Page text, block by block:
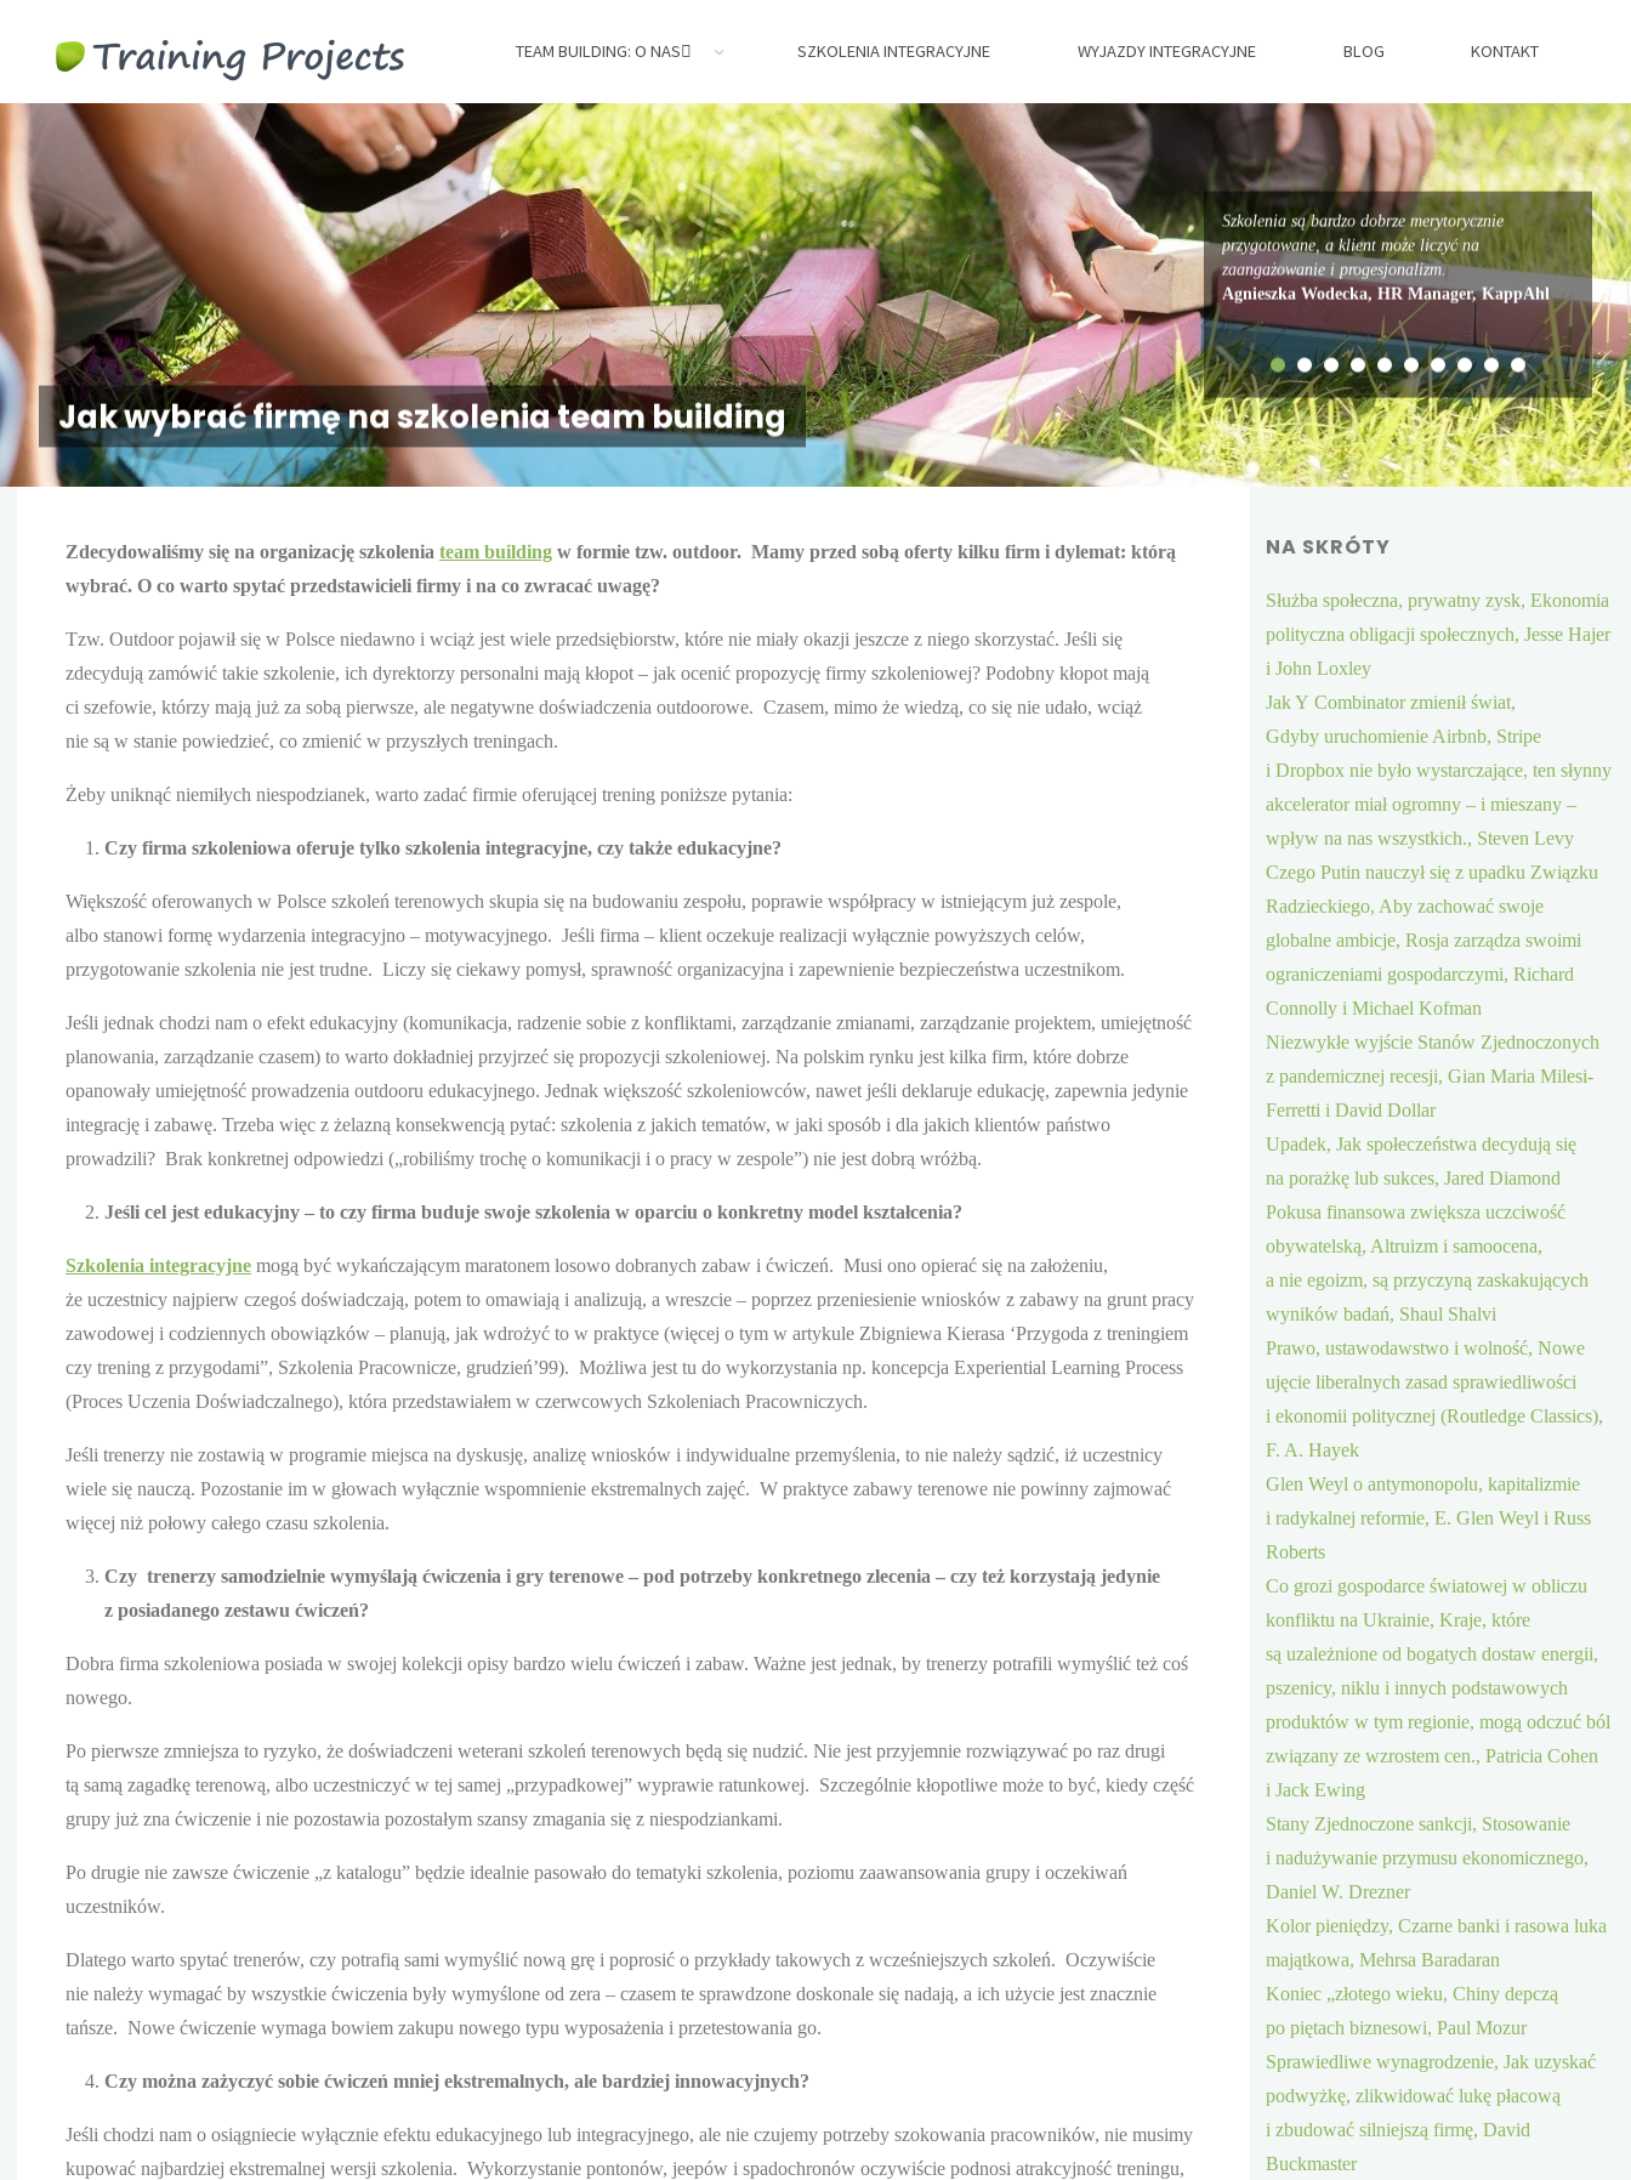
integracyjne,
team
building
TEAM BUILDING: O NAS SZKOLENIA INTEGRACYJNE WYJAZDY INTEGRACYJNE BLOG KONTAKT
Jak wybrać firmę na szkolenia team building
Szkolenia są bardzo dobrze merytorycznie
przygotowane, a klient może liczyć na
zaangażowanie i progesjonalizm.
Agnieszka Wodecka, HR Manager, KappAhl
Zdecydowaliśmy się na organizację szkolenia team building w formie tzw. outdoor. Mamy przed sobą oferty kilku firm i dylemat: którą
wybrać. O co warto spytać przedstawicieli firmy i na co zwracać uwagę?
Tzw. Outdoor pojawił się w Polsce niedawno i wciąż jest wiele przedsiębiorstw, które nie miały okazji jeszcze z niego skorzystać. Jeśli się
zdecydują zamówić takie szkolenie, ich dyrektorzy personalni mają kłopot – jak ocenić propozycję firmy szkoleniowej? Podobny kłopot mają
ci szefowie, którzy mają już za sobą pierwsze, ale negatywne doświadczenia outdoorowe. Czasem, mimo że wiedzą, co się nie udało, wciąż
nie są w stanie powiedzieć, co zmienić w przyszłych treningach.
Żeby uniknąć niemiłych niespodzianek, warto zadać firmie oferującej trening poniższe pytania:
Czy firma szkoleniowa oferuje tylko szkolenia integracyjne, czy także edukacyjne?
Większość oferowanych w Polsce szkoleń terenowych skupia się na budowaniu zespołu, poprawie współpracy w istniejącym już zespole,
albo stanowi formę wydarzenia integracyjno – motywacyjnego. Jeśli firma – klient oczekuje realizacji wyłącznie powyższych celów,
przygotowanie szkolenia nie jest trudne. Liczy się ciekawy pomysł, sprawność organizacyjna i zapewnienie bezpieczeństwa uczestnikom.
Jeśli jednak chodzi nam o efekt edukacyjny (komunikacja, radzenie sobie z konfliktami, zarządzanie zmianami, zarządzanie projektem, umiejętność
planowania, zarządzanie czasem) to warto dokładniej przyjrzeć się propozycji szkoleniowej. Na polskim rynku jest kilka firm, które dobrze
opanowały umiejętność prowadzenia outdooru edukacyjnego. Jednak większość szkoleniowców, nawet jeśli deklaruje edukację, zapewnia jedynie
integrację i zabawę. Trzeba więc z żelazną konsekwencją pytać: szkolenia z jakich tematów, w jaki sposób i dla jakich klientów państwo
prowadzili? Brak konkretnej odpowiedzi („robiliśmy trochę o komunikacji i o pracy w zespole”) nie jest dobrą wróżbą.
Jeśli cel jest edukacyjny – to czy firma buduje swoje szkolenia w oparciu o konkretny model kształcenia?
Szkolenia integracyjne mogą być wykańczającym maratonem losowo dobranych zabaw i ćwiczeń. Musi ono opierać się na założeniu,
że uczestnicy najpierw czegoś doświadczają, potem to omawiają i analizują, a wreszcie – poprzez przeniesienie wniosków z zabawy na grunt pracy
zawodowej i codziennych obowiązków – planują, jak wdrożyć to w praktyce (więcej o tym w artykule Zbigniewa Kierasa ‘Przygoda z treningiem
czy trening z przygodami”, Szkolenia Pracownicze, grudzień’99). Możliwa jest tu do wykorzystania np. koncepcja Experiential Learning Process
(Proces Uczenia Doświadczalnego), która przedstawiałem w czerwcowych Szkoleniach Pracowniczych.
Jeśli trenerzy nie zostawią w programie miejsca na dyskusję, analizę wniosków i indywidualne przemyślenia, to nie należy sądzić, iż uczestnicy
wiele się nauczą. Pozostanie im w głowach wyłącznie wspomnienie ekstremalnych zajęć. W praktyce zabawy terenowe nie powinny zajmować
więcej niż połowy całego czasu szkolenia.
Czy trenerzy samodzielnie wymyślają ćwiczenia i gry terenowe – pod potrzeby konkretnego zlecenia – czy też korzystają jedynie
z posiadanego zestawu ćwiczeń?
Dobra firma szkoleniowa posiada w swojej kolekcji opisy bardzo wielu ćwiczeń i zabaw. Ważne jest jednak, by trenerzy potrafili wymyślić też coś
nowego.
Po pierwsze zmniejsza to ryzyko, że doświadczeni weterani szkoleń terenowych będą się nudzić. Nie jest przyjemnie rozwiązywać po raz drugi
tą samą zagadkę terenową, albo uczestniczyć w tej samej „przypadkowej” wyprawie ratunkowej. Szczególnie kłopotliwe może to być, kiedy część
grupy już zna ćwiczenie i nie pozostawia pozostałym szansy zmagania się z niespodziankami.
Po drugie nie zawsze ćwiczenie „z katalogu” będzie idealnie pasowało do tematyki szkolenia, poziomu zaawansowania grupy i oczekiwań
uczestników.
Dlatego warto spytać trenerów, czy potrafią sami wymyślić nową grę i poprosić o przykłady takowych z wcześniejszych szkoleń. Oczywiście
nie należy wymagać by wszystkie ćwiczenia były wymyślone od zera – czasem te sprawdzone doskonale się nadają, a ich użycie jest znacznie
tańsze. Nowe ćwiczenie wymaga bowiem zakupu nowego typu wyposażenia i przetestowania go.
Czy można zażyczyć sobie ćwiczeń mniej ekstremalnych, ale bardziej innowacyjnych?
Jeśli chodzi nam o osiągniecie wyłącznie efektu edukacyjnego lub integracyjnego, ale nie czujemy potrzeby szokowania pracowników, nie musimy
kupować najbardziej ekstremalnej wersji szkolenia. Wykorzystanie pontonów, jeepów i spadochronów oczywiście podnosi atrakcyjność treningu,
NA SKRÓTY
Służba społeczna, prywatny zysk, Ekonomia
polityczna obligacji społecznych, Jesse Hajer
i John Loxley
Jak Y Combinator zmienił świat,
Gdyby uruchomienie Airbnb, Stripe
i Dropbox nie było wystarczające, ten słynny
akcelerator miał ogromny – i mieszany –
wpływ na nas wszystkich., Steven Levy
Czego Putin nauczył się z upadku Związku
Radzieckiego, Aby zachować swoje
globalne ambicje, Rosja zarządza swoimi
ograniczeniami gospodarczymi, Richard
Connolly i Michael Kofman
Niezwykłe wyjście Stanów Zjednoczonych
z pandemicznej recesji, Gian Maria Milesi-
Ferretti i David Dollar
Upadek, Jak społeczeństwa decydują się
na porażkę lub sukces, Jared Diamond
Pokusa finansowa zwiększa uczciwość
obywatelską, Altruizm i samoocena,
a nie egoizm, są przyczyną zaskakujących
wyników badań, Shaul Shalvi
Prawo, ustawodawstwo i wolność, Nowe
ujęcie liberalnych zasad sprawiedliwości
i ekonomii politycznej (Routledge Classics),
F. A. Hayek
Glen Weyl o antymonopolu, kapitalizmie
i radykalnej reformie, E. Glen Weyl i Russ
Roberts
Co grozi gospodarce światowej w obliczu
konfliktu na Ukrainie, Kraje, które
są uzależnione od bogatych dostaw energii,
pszenicy, niklu i innych podstawowych
produktów w tym regionie, mogą odczuć ból
związany ze wzrostem cen., Patricia Cohen
i Jack Ewing
Stany Zjednoczone sankcji, Stosowanie
i nadużywanie przymusu ekonomicznego,
Daniel W. Drezner
Kolor pieniędzy, Czarne banki i rasowa luka
majątkowa, Mehrsa Baradaran
Koniec „złotego wieku, Chiny depczą
po piętach biznesowi, Paul Mozur
Sprawiedliwe wynagrodzenie, Jak uzyskać
podwyżkę, zlikwidować lukę płacową
i zbudować silniejszą firmę, David
Buckmaster